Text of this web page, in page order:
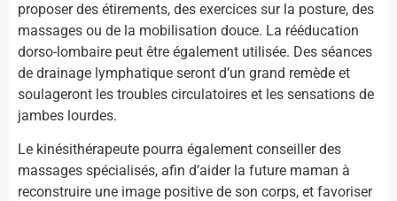
proposer des étirements, des exercices sur la posture, des
massages ou de la mobilisation douce. La rééducation
dorso-lombaire peut être également utilisée. Des séances
de drainage lymphatique seront d’un grand remède et
soulageront les troubles circulatoires et les sensations de
jambes lourdes.
Le kinésithérapeute pourra également conseiller des
massages spécialisés, afin d’aider la future maman à
reconstruire une image positive de son corps, et favoriser